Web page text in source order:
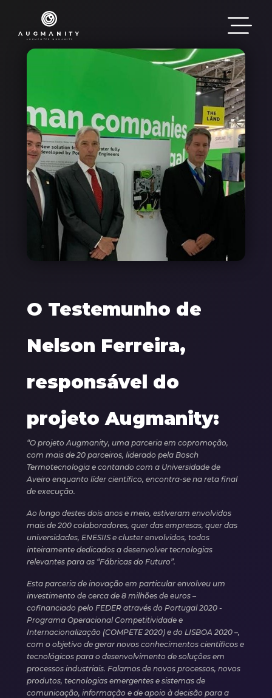
Image
O Testemunho de
Nelson Ferreira,
responsável do
projeto Augmanity:
“O projeto Augmanity, uma parceria em copromoção,
com mais de 20 parceiros, liderado pela Bosch
Termotecnologia e contando com a Universidade de
Aveiro enquanto líder científico, encontra-se na reta final
de execução.
Ao longo destes dois anos e meio, estiveram envolvidos
mais de 200 colaboradores, quer das empresas, quer das
universidades, ENESIIS e cluster envolvidos, todos
inteiramente dedicados a desenvolver tecnologias
relevantes para as “Fábricas do Futuro”.
Esta parceria de inovação em particular envolveu um
investimento de cerca de 8 milhões de euros –
cofinanciado pelo FEDER através do Portugal 2020 -
Programa Operacional Competitividade e
Internacionalização (COMPETE 2020) e do LISBOA 2020 –,
com o objetivo de gerar novos conhecimentos científicos e
tecnológicos para o desenvolvimento de soluções em
processos industriais. Falamos de novos processos, novos
produtos, tecnologias emergentes e sistemas de
comunicação, informação e de apoio à decisão para a